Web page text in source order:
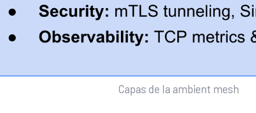
Capas de la ambient mesh